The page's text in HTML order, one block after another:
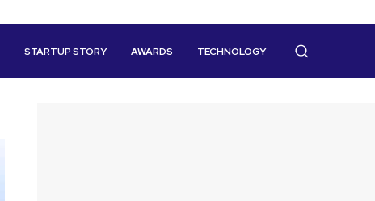
STARTUP STORY AWARDS TECHNOLOGY